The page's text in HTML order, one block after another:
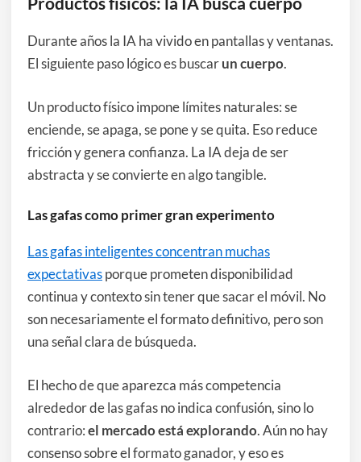
Durante años la IA ha vivido en pantallas y ventanas.
El siguiente paso lógico es buscarun cuerpo.
Un producto físico impone límites naturales: se
enciende, se apaga, se pone y se quita. Eso reduce
fricción y genera confianza. La IA deja de ser
abstracta y se convierte en algo tangible.
Las gafas como primer gran experimento
Las gafas inteligentes concentran muchas
expectativasporque prometen disponibilidad
continua y contexto sin tener que sacar el móvil. No
son necesariamente el formato definitivo, pero son
una señal clara de búsqueda.
El hecho de que aparezca más competencia
alrededor de las gafas no indica confusión, sino lo
contrario:el mercado está explorando. Aún no hay
consenso sobre el formato ganador, y eso es